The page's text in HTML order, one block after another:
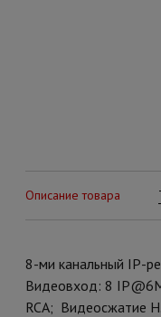
Описание товара
8-ми канальный IP-
Видеовход: 8
RCA; Видеосжатие